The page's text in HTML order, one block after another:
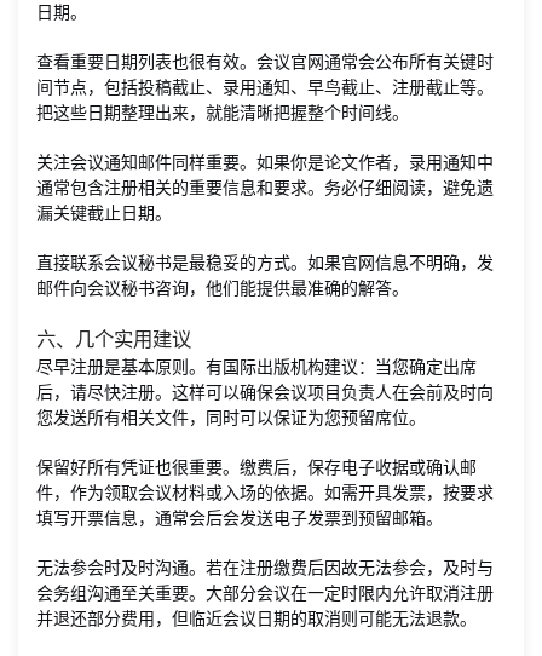
日期。
查看重要日期列表也很有效。会议官网通常会公布所有关键时
间节点，包括投稿截止、录用通知、早鸟截止、注册截止等。
把这些日期整理出来，就能清晰把握整个时间线。
关注会议通知邮件同样重要。如果你是论文作者，录用通知中
通常包含注册相关的重要信息和要求。务必仔细阅读，避免遗
漏关键截止日期。
直接联系会议秘书是最稳妥的方式。如果官网信息不明确，发
邮件向会议秘书咨询，他们能提供最准确的解答。
六、几个实用建议
尽早注册是基本原则。有国际出版机构建议：当您确定出席
后，请尽快注册。这样可以确保会议项目负责人在会前及时向
您发送所有相关文件，同时可以保证为您预留席位。
保留好所有凭证也很重要。缴费后，保存电子收据或确认邮
件，作为领取会议材料或入场的依据。如需开具发票，按要求
填写开票信息，通常会后会发送电子发票到预留邮箱。
无法参会时及时沟通。若在注册缴费后因故无法参会，及时与
会务组沟通至关重要。大部分会议在一定时限内允许取消注册
并退还部分费用，但临近会议日期的取消则可能无法退款。